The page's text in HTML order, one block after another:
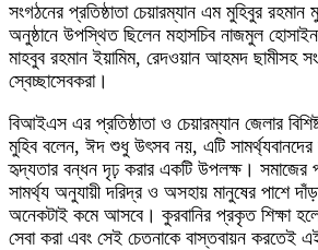
সংগঠনের প্রতিষ্ঠাতা চেয়ারম্যান এম মুহিবুর
অনুষ্ঠানে উপস্থিত ছিলেন মহাসচিব নাজমুল
মাহবুব রহমান ইয়ামিম, রেদওয়ান আহমদ ছামীসহ
স্বেচ্ছাসেবকরা।
বিআইএস এর প্রতিষ্ঠাতা ও চেয়ারম্যান জেলার
মুহিব বলেন, ঈদ শুধু উৎসব নয়, এটি সামর্থ্যবানদের
হৃদ্যতার বন্ধন দৃঢ় করার একটি উপলক্ষ। সমাজের
সামর্থ্য অনুযায়ী দরিদ্র ও অসহায় মানুষের পাশে
অনেকটাই কমে আসবে। কুরবানির প্রকৃত শিক্ষা
সেবা করা এবং সেই চেতনাকে বাস্তবায়ন করতেই